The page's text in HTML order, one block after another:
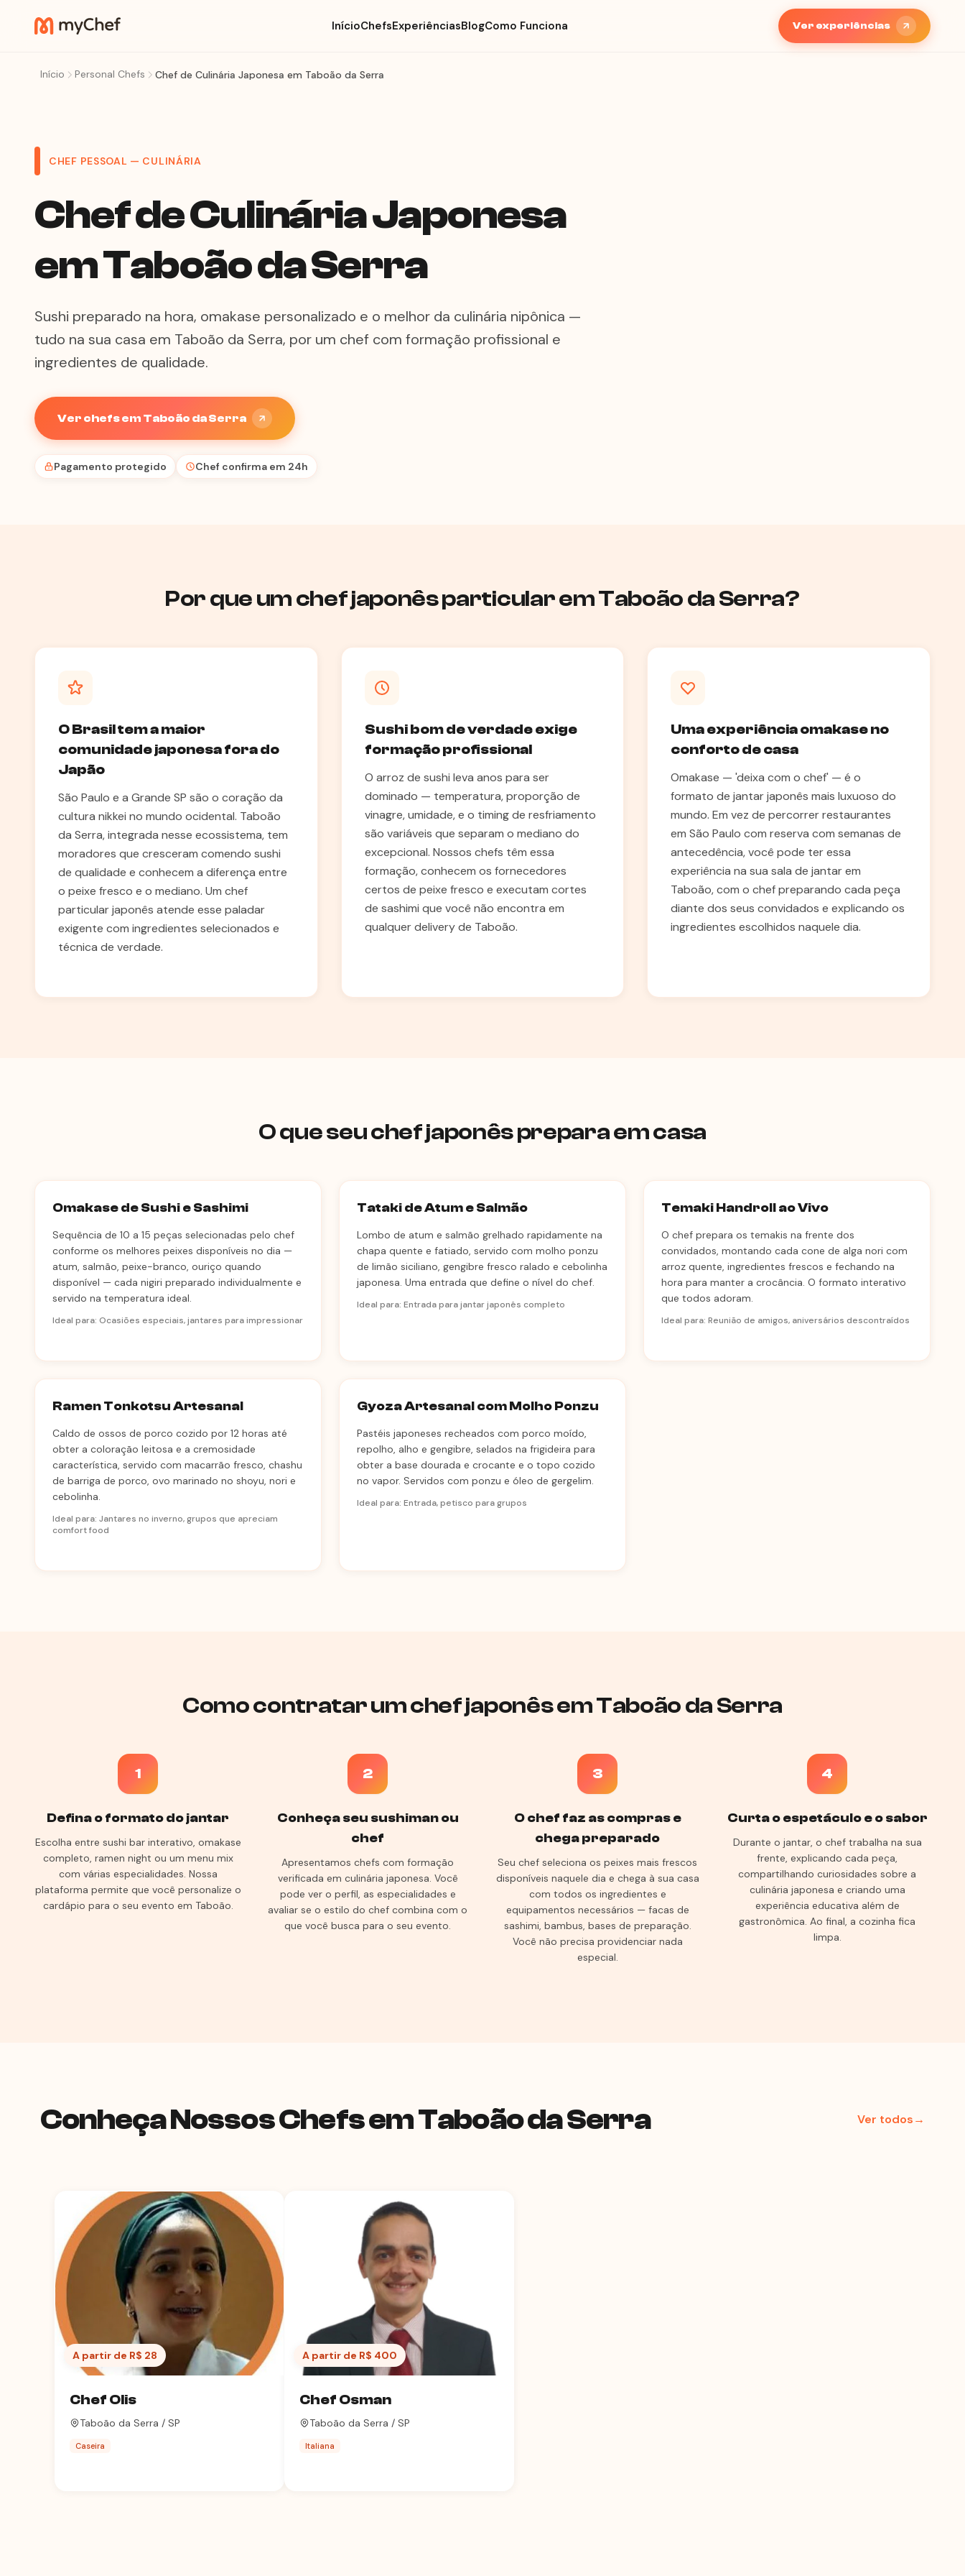
InícioChefsExperiênciasBlogComo Funciona Ver experiências
Início Personal Chefs Chef de Culinária Japonesa em Taboão da Serra
CHEF PESSOAL — CULINÁRIA
Chef de Culinária Japonesa
em Taboão da Serra
Sushi preparado na hora, omakase personalizado e o melhor da culinária nipônica —
tudo na sua casa em Taboão da Serra, por um chef com formação profissional e
ingredientes de qualidade.
Ver chefs em Taboão da Serra
Pagamento protegido Chef confirma em 24h
Por que um chef japonês particular em Taboão da Serra?
O Brasil tem a maior
comunidade japonesa fora do
Japão
São Paulo e a Grande SP são o coração da
cultura nikkei no mundo ocidental. Taboão
da Serra, integrada nesse ecossistema, tem
moradores que cresceram comendo sushi
de qualidade e conhecem a diferença entre
o peixe fresco e o mediano. Um chef
particular japonês atende esse paladar
exigente com ingredientes selecionados e
técnica de verdade.
Sushi bom de verdade exige
formação profissional
O arroz de sushi leva anos para ser
dominado — temperatura, proporção de
vinagre, umidade, e o timing de resfriamento
são variáveis que separam o mediano do
excepcional. Nossos chefs têm essa
formação, conhecem os fornecedores
certos de peixe fresco e executam cortes
de sashimi que você não encontra em
qualquer delivery de Taboão.
Uma experiência omakase no
conforto de casa
Omakase — 'deixa com o chef' — é o
formato de jantar japonês mais luxuoso do
mundo. Em vez de percorrer restaurantes
em São Paulo com reserva com semanas de
antecedência, você pode ter essa
experiência na sua sala de jantar em
Taboão, com o chef preparando cada peça
diante dos seus convidados e explicando os
ingredientes escolhidos naquele dia.
O que seu chef japonês prepara em casa
Omakase de Sushi e Sashimi
Sequência de 10 a 15 peças selecionadas pelo chef
conforme os melhores peixes disponíveis no dia —
atum, salmão, peixe-branco, ouriço quando
disponível — cada nigiri preparado individualmente e
servido na temperatura ideal.
Ideal para: Ocasiões especiais, jantares para impressionar
Tataki de Atum e Salmão
Lombo de atum e salmão grelhado rapidamente na
chapa quente e fatiado, servido com molho ponzu
de limão siciliano, gengibre fresco ralado e cebolinha
japonesa. Uma entrada que define o nível do chef.
Ideal para: Entrada para jantar japonês completo
Temaki Handroll ao Vivo
O chef prepara os temakis na frente dos
convidados, montando cada cone de alga nori com
arroz quente, ingredientes frescos e fechando na
hora para manter a crocância. O formato interativo
que todos adoram.
Ideal para: Reunião de amigos, aniversários descontraídos
Ramen Tonkotsu Artesanal
Caldo de ossos de porco cozido por 12 horas até
obter a coloração leitosa e a cremosidade
característica, servido com macarrão fresco, chashu
de barriga de porco, ovo marinado no shoyu, nori e
cebolinha.
Ideal para: Jantares no inverno, grupos que apreciam
comfort food
Gyoza Artesanal com Molho Ponzu
Pastéis japoneses recheados com porco moído,
repolho, alho e gengibre, selados na frigideira para
obter a base dourada e crocante e o topo cozido
no vapor. Servidos com ponzu e óleo de gergelim.
Ideal para: Entrada, petisco para grupos
Como contratar um chef japonês em Taboão da Serra
1
Defina o formato do jantar
Escolha entre sushi bar interativo, omakase
completo, ramen night ou um menu mix
com várias especialidades. Nossa
plataforma permite que você personalize o
cardápio para o seu evento em Taboão.
2
Conheça seu sushiman ou
chef
Apresentamos chefs com formação
verificada em culinária japonesa. Você
pode ver o perfil, as especialidades e
avaliar se o estilo do chef combina com o
que você busca para o seu evento.
3
O chef faz as compras e
chega preparado
Seu chef seleciona os peixes mais frescos
disponíveis naquele dia e chega à sua casa
com todos os ingredientes e
equipamentos necessários — facas de
sashimi, bambus, bases de preparação.
Você não precisa providenciar nada
especial.
4
Curta o espetáculo e o sabor
Durante o jantar, o chef trabalha na sua
frente, explicando cada peça,
compartilhando curiosidades sobre a
culinária japonesa e criando uma
experiência educativa além de
gastronômica. Ao final, a cozinha fica
limpa.
Conheça Nossos Chefs em Taboão da Serra Ver todos→
A partir de R$ 28
Chef Olis
Taboão da Serra / SP
Caseira
A partir de R$ 400
Chef Osman
Taboão da Serra / SP
Italiana